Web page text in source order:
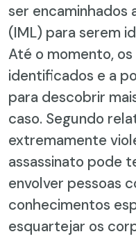
ser encaminhados
(IML) para serem
Até o momento,
identificados e a
para descobrir
caso. Segundo
extremamente
assassinato pode
envolver pessoas
conhecimentos
esquartejar os